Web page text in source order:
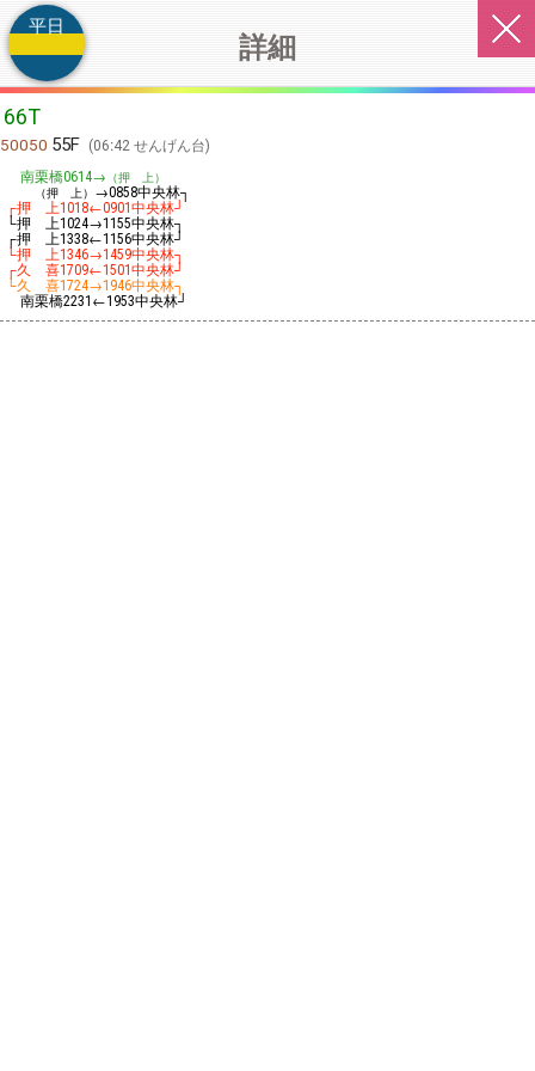
詳細
平日
66T
50050 55F
06:42 せんげん台
南栗橋0614→ （押 上）
（押 上） →0858中央林┐
┌押 上1018←0901中央林┘
└押 上1024→1155中央林┐
┌押 上1338←1156中央林┘
└押 上1346→1459中央林┐
┌久 喜1709←1501中央林┘
└久 喜1724→1946中央林┐
南栗橋2231 ←1953中央林┘